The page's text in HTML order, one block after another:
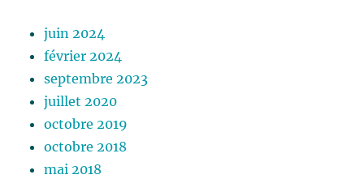
juin 2024
février 2024
septembre 2023
juillet 2020
octobre 2019
octobre 2018
mai 2018